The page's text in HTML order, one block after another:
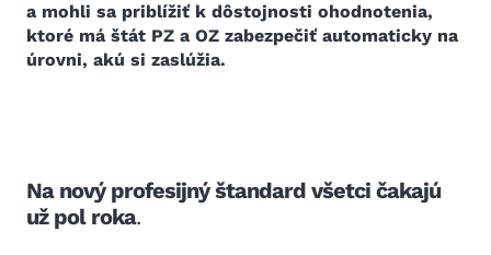
a mohli sa priblížiť k dôstojnosti ohodnotenia,
ktoré má štát PZ a OZ zabezpečiť automaticky na
úrovni, akú si zaslúžia.
Na nový profesijný štandard všetci čakajú
už pol roka.